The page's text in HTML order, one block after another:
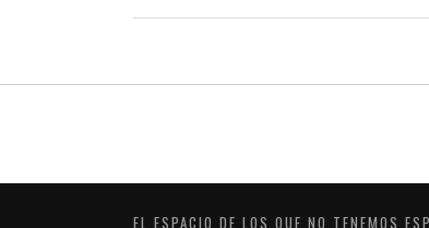
EL ESPACIO DE LOS QUE NO TENEMOS